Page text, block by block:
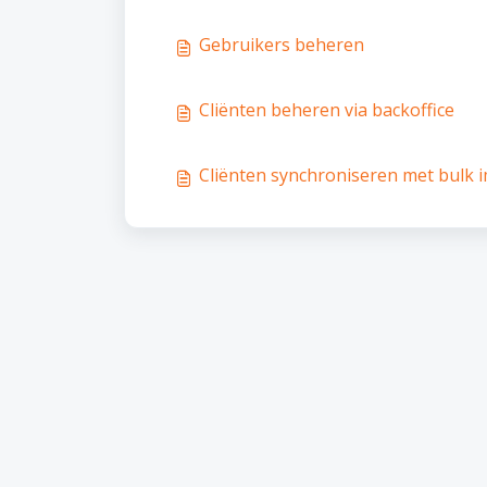
Gebruikers beheren
Cliënten beheren via backoffice
Cliënten synchroniseren met bulk